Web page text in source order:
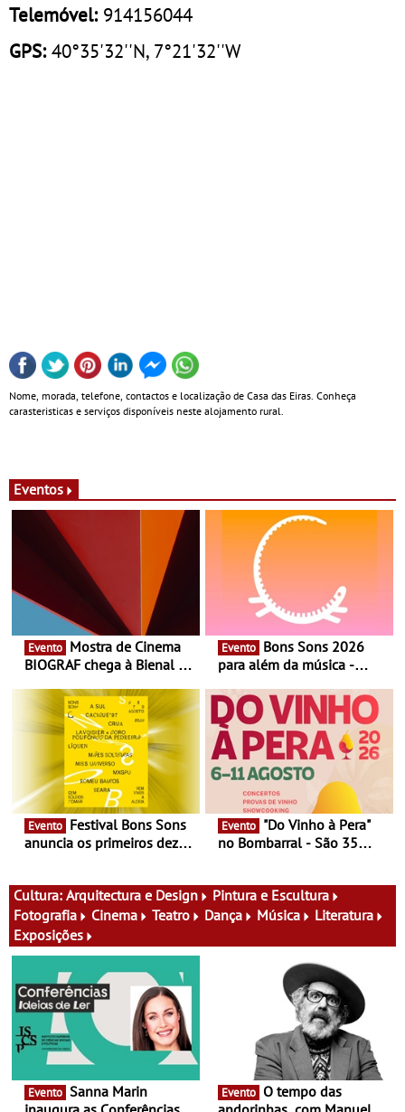
Telemóvel: 914156044
GPS:40°35'32''N, 7°21'32''W
Nome, morada, telefone, contactos e localização de Casa das Eiras. Conheça
carasteristicas e serviços disponíveis neste alojamento rural.
Eventos
Evento
BIOGRAF chega à Bienal de
Documentário, ensaio
fílmico e práticas artísticas
Evento
para além da música -
percursos, oficinas,
atividades para toda a
família e muito mais
Evento
anuncia os primeiros dez
Evento
no Bombarral - São 35
experiências
Cultura: Arquitectura e Design
Pintura e Escultura
Fotografia
Cinema Teatro Dança Música
Literatura
Exposições
Evento Evento